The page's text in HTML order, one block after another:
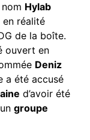
Hylab
en réalité
de la boîte.
ouvert en
Deniz
a été accusé
d’avoir été
groupe